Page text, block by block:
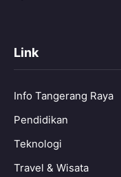
Link
Info Tangerang Raya
Pendidikan
Teknologi
Travel & Wisata